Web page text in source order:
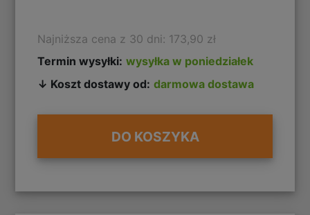
Najniższa cena z 30 dni: 173,90 zł
Termin wysyłki: wysyłka w poniedziałek
↓ Koszt dostawy od: darmowa dostawa
DO KOSZYKA